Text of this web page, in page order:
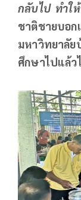
กลับไป ทำใ
ชาติชายบอก
มหาวิทยาลัย
ศึกษาไปแล้